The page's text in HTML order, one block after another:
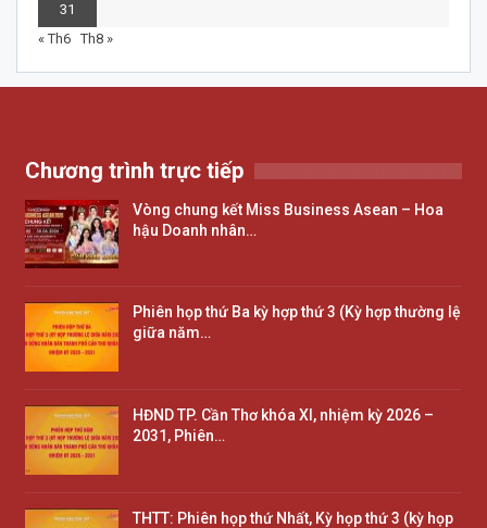
31
« Th6 Th8 »
Chương trình trực tiếp
Vòng chung kết Miss Business Asean – Hoa
hậu Doanh nhân…
Phiên họp thứ Ba kỳ hợp thứ 3 (Kỳ hợp thường lệ
giữa năm…
HĐND TP. Cần Thơ khóa XI, nhiệm kỳ 2026 –
2031, Phiên…
THTT: Phiên họp thứ Nhất, Kỳ họp thứ 3 (kỳ họp